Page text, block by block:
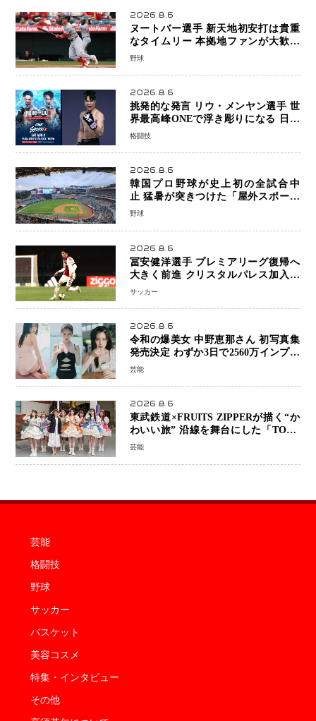
2026.8.6
ヌートバー選手 新天地初安打は貴重
なタイムリー 本拠地ファンが大歓声
笑顔で歓喜
野球
2026.8.6
挑発的な発言 リウ・メンヤン選手 世
界最高峰ONEで浮き彫りになる 日本
キックボクシングが直面する“技術
格闘技
2026.8.6
韓国プロ野球が史上初の全試合中
止 猛暑が突きつけた「屋外スポーツ
の限界」 日本発のドーム型施設時代
野球
2026.8.6
冨安健洋選手 プレミアリーグ復帰へ
大きく前進 クリスタルパレス加入目
前 メディカルチェックも通過
サッカー
2026.8.6
令和の爆美女 中野恵那さん 初写真集
発売決定 わずか3日で2560万インプレ
ッションを記録した話題の美貌を凝縮
芸能
2026.8.6
東武鉄道×FRUITS ZIPPERが描く“か
わいい旅” 沿線を舞台にした「TOBU
KAWAII PROJECT」が開幕
芸能
芸能
格闘技
野球
サッカー
バスケット
美容コスメ
特集・インタビュー
その他